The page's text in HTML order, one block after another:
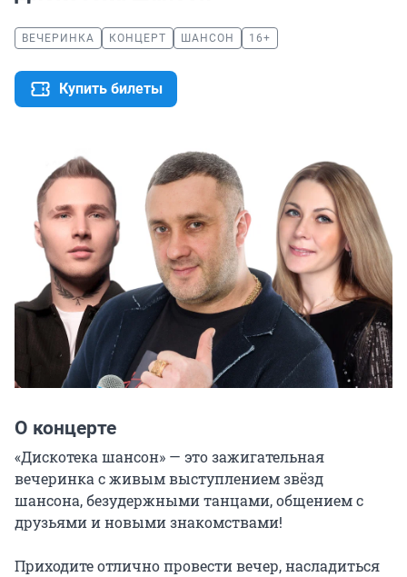
ВЕЧЕРИНКА КОНЦЕРТ ШАНСОН 16+
Купить билеты
О концерте
«Дискотека шансон» — это зажигательная
вечеринка с живым выступлением звёзд
шансона, безудержными танцами, общением с
друзьями и новыми знакомствами!
Приходите отлично провести вечер, насладиться